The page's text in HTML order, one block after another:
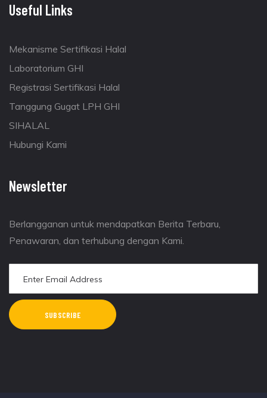
Useful Links
Mekanisme Sertifikasi Halal
Laboratorium GHI
Registrasi Sertifikasi Halal
Tanggung Gugat LPH GHI
SIHALAL
Hubungi Kami
Newsletter
Berlangganan untuk mendapatkan Berita Terbaru,
Penawaran, dan terhubung dengan Kami.
SUBSCRIBE